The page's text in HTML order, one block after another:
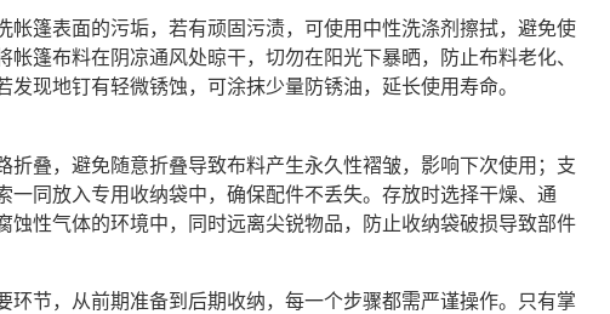
帐篷表面的污垢，若有顽固污渍，可使用中性洗涤剂擦拭，避免使
篷布料在阴凉通风处晾干，切勿在阳光下暴晒，防止布料老化、
现地钉有轻微锈蚀，可涂抹少量防锈油，延长使用寿命。
折叠，避免随意折叠导致布料产生永久性褶皱，影响下次使用；支
同放入专用收纳袋中，确保配件不丢失。存放时选择干燥、通
蚀性气体的环境中，同时远离尖锐物品，防止收纳袋破损导致部件
环节，从前期准备到后期收纳，每一个步骤都需严谨操作。只有掌